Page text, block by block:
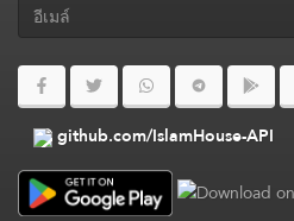
github.com/IslamHouse-API